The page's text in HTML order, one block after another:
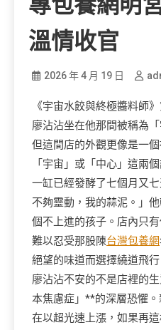
溫情收官
2026 年 4 月 19 日
《宇宙水餃與終極醬料師
廖沾沾坐在他那間被稱為
但這間店的外觀更像是一
「宇宙」或「中心」這兩
一缸已經發酵了七個月又
不夠靈動，我的蒜泥。」
個不上進的孩子。店內只
難以忍受那股陳台灣包養網
絕望的味道而選擇繞道飛
廖沾沾不安的不是店裡的
本焦慮症」**的深層恐懼
在以超光速上漲，如果再